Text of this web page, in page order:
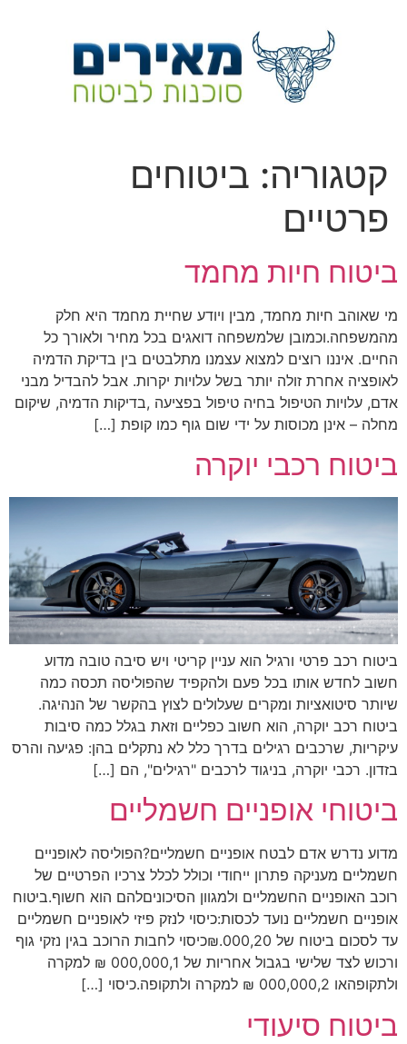
קטגוריה: ביטוחים
פרטיים
ביטוח חיות מחמד
מי שאוהב חיות מחמד, מבין ויודע שחיית מחמד היא חלק
מהמשפחה.וכמובן שלמשפחה דואגים בכל מחיר ולאורך כל
החיים. איננו רוצים למצוא עצמנו מתלבטים בין בדיקת הדמיה
לאופציה אחרת זולה יותר בשל עלויות יקרות. אבל להבדיל מבני
אדם, עלויות הטיפול בחיה טיפול בפציעה ,בדיקות הדמיה, שיקום
מחלה – אינן מכוסות על ידי שום גוף כמו קופת […]
ביטוח רכבי יוקרה
ביטוח רכב פרטי ורגיל הוא עניין קריטי ויש סיבה טובה מדוע
חשוב לחדש אותו בכל פעם ולהקפיד שהפוליסה תכסה כמה
שיותר סיטואציות ומקרים שעלולים לצוץ בהקשר של הנהיגה.
ביטוח רכב יוקרה, הוא חשוב כפליים וזאת בגלל כמה סיבות
עיקריות, שרכבים רגילים בדרך כלל לא נתקלים בהן: פגיעה והרס
בזדון. רכבי יוקרה, בניגוד לרכבים "רגילים", הם […]
ביטוחי אופניים חשמליים
מדוע נדרש אדם לבטח אופניים חשמליים?הפוליסה לאופניים
חשמליים מעניקה פתרון ייחודי וכולל לכלל צרכיו הפרטיים של
רוכב האופניים החשמליים ולמגוון הסיכוניםלהם הוא חשוף.ביטוח
אופניים חשמליים נועד לכסות:כיסוי לנזק פיזי לאופניים חשמליים
עד לסכום ביטוח של 000,20.₪כיסוי לחבות הרוכב בגין נזקי גוף
ורכוש לצד שלישי בגבול אחריות של 000,000,1 ₪ למקרה
ולתקופהאו 000,000,2 ₪ למקרה ולתקופה.כיסוי […]
ביטוח סיעודי